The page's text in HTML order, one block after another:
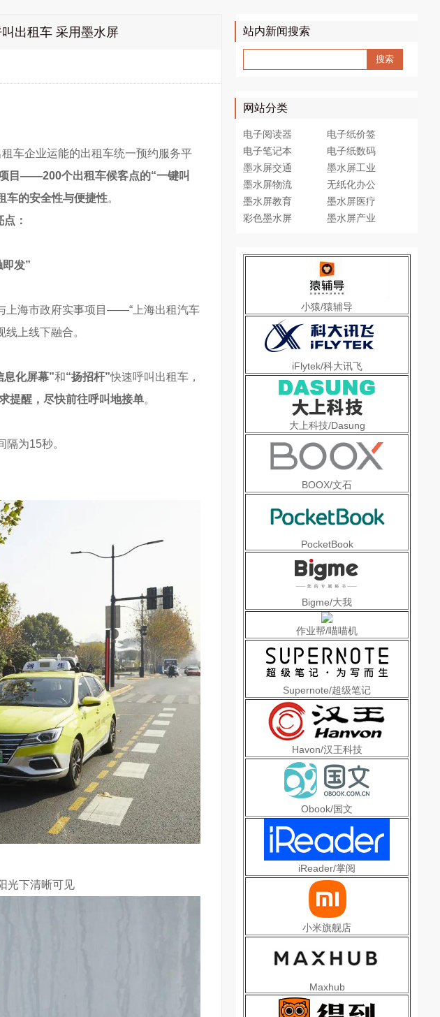
出租车 采用墨水屏
车企业运能的出租车统一预约服务平
目——200个出租车候客点的“一键叫
车的安全性与便捷性。
：
发”
上海市政府实事项目——“上海出租汽车
上线下融合。
息化屏幕”和“扬招杆”快速呼叫出租车，
提醒，尽快前往呼叫地接单。
隔为15秒。
光下清晰可见
站内新闻搜索
网站分类
电子阅读器
电子纸价签
电子笔记本
电子纸数码
墨水屏交通
墨水屏工业
墨水屏物流
无纸化办公
墨水屏教育
墨水屏医疗
彩色墨水屏
墨水屏产业
小猿/猿辅导
iFlytek/科大讯飞
大上科技/Dasung
BOOX/文石
PocketBook
Bigme/大我
作业帮/喵喵机
Supernote/超级笔记
Havon/汉王科技
Obook/国文
iReader/掌阅
小米旗舰店
Maxhub